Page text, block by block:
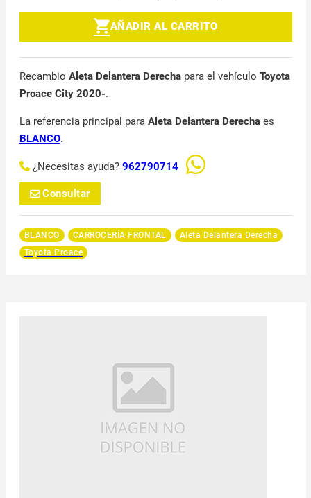
AÑADIR AL CARRITO
Recambio Aleta Delantera Derechapara el vehículo Toyota
Proace City 2020-.
La referencia principal para Aleta Delantera Derechaes
BLANCO.
¿Necesitas ayuda? 962790714
Consultar
BLANCO CARROCERÍA FRONTAL
Aleta Delantera Derecha
Toyota Proace